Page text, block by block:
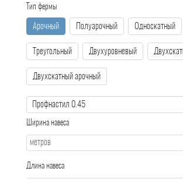
Тип фермы
Арочный Полуарочный Односкатный
Треугольный Двухуровневый
Двухскатный арочный
Ширина навеса
Длина навеса